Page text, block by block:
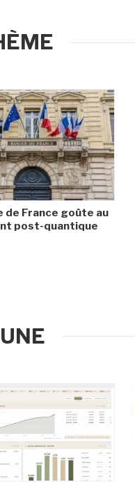
de France goûte au
post-quantique